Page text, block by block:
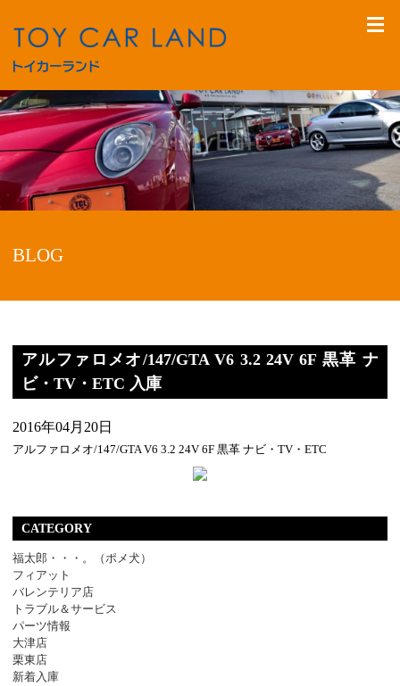
BLOG
アルファロメオ/147/GTA V6 3.2 24V 6F 黒革 ナ
ビ・TV・ETC 入庫
2016年04月20日
アルファロメオ/147/GTA V6 3.2 24V 6F 黒革 ナビ・TV・ETC
CATEGORY
福太郎・・・。（ポメ犬）
フィアット
バレンテリア店
トラブル＆サービス
パーツ情報
大津店
栗東店
新着入庫